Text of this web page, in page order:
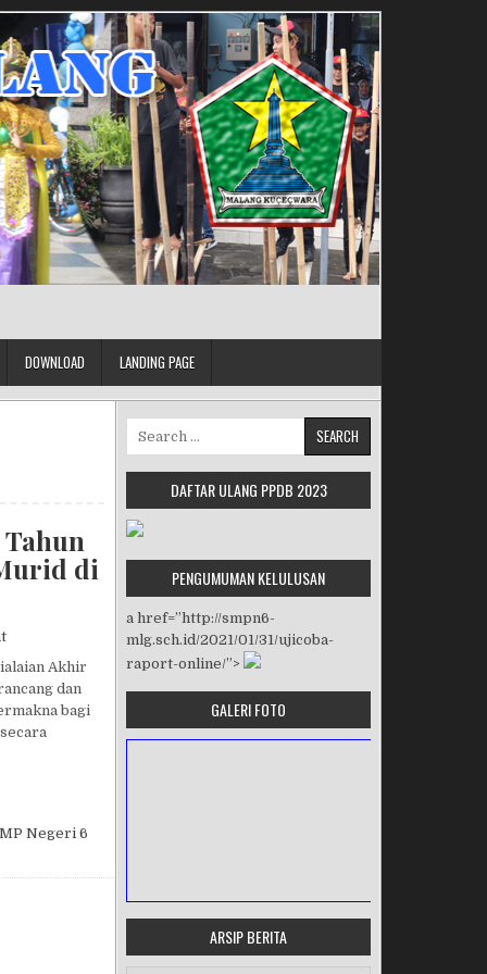
DOWNLOAD LANDING PAGE
di
on PEKAN VIRTUAL BERSERI: Pentas Kelas Akhir Tahun Ajaran
Akhir
dan
bagi
Negeri 6
Search for:
DAFTAR ULANG PPDB 2023
PENGUMUMAN KELULUSAN
a href=”http://smpn6-
mlg.sch.id/2021/01/31/ujicoba-
raport-online/”>
GALERI FOTO
ARSIP BERITA